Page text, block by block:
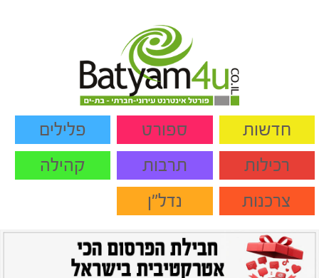
חדשות ספורט
פלילים
רכילות
תרבות
קהילה
צרכנות
נדל"ן